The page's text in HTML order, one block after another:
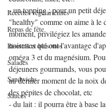
Recettes végétariennes
Repas de fête
Risottos et blésottos
Salades
Sandwichs
Sauces
- un topping : pour un petit
"healthy" comme on aime à le
moment, privilégiez les
noisettes qui ont l'avantage
oméga 3 et du magnésium.
déjeuners gourmands, vous
au dernier moment de la noix
des pépites de chocolat, etc
- du lait : il pourra être à base